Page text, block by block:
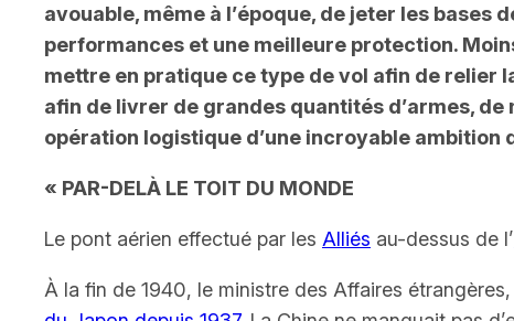
avouable, même à l’époque, de jeter les
performances et une meilleure protection.
mettre en pratique ce type de vol afin de relier
afin de livrer de grandes quantités d’armes,
opération logistique d’une incroyable ambition
« PAR-DELÀ LE TOIT DU MONDE
Le pont aérien effectué par les Alliés au-dessus de l’
À la fin de 1940, le ministre des Affaires